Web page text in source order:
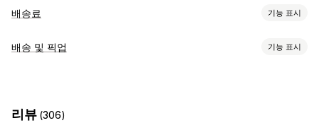
배송료 기능 표시
가격 계산
배송 및 픽업 기능 표시
여러 위치
준비 시간
리뷰 (306)